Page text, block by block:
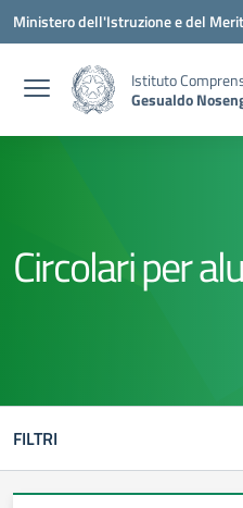
Vai ai contenuti
Vai al menu di navigazione
Vai al footer
Ministero dell'Istruzione e del
Istituto
Gesualdo
Circolari per
FILTRI